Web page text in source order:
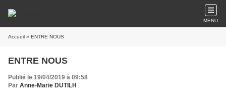
MENU
Accueil » ENTRE NOUS
ENTRE NOUS
Publié le 19/04/2019 à 09:58
Par Anne-Marie DUTILH